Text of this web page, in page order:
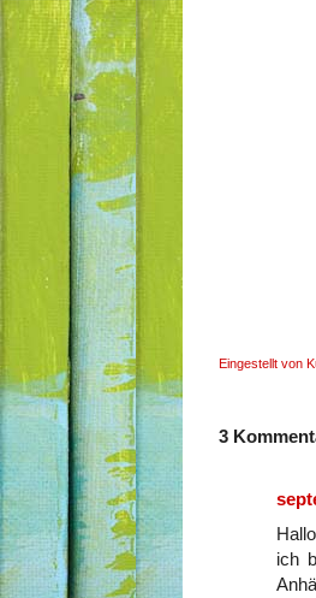
Eingestellt von
3
ich